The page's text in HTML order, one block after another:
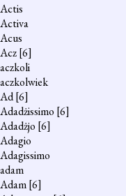
Actis
Activa
Acus
Acz[6]
aczkoli
aczkolwiek
Ad[6]
Adadżissimo [6]
Adadżjo [6]
Adagio
Adagissimo
adam
Adam[6]